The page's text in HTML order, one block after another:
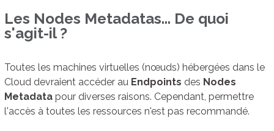
Les Nodes Metadatas... De quoi
s'agit-il ?
Toutes les machines virtuelles (nœuds) hébergées dans le
Cloud devraient accéder au Endpoints des Nodes
Metadata pour diverses raisons. Cependant, permettre
l'accès à toutes les ressources n'est pas recommandé.